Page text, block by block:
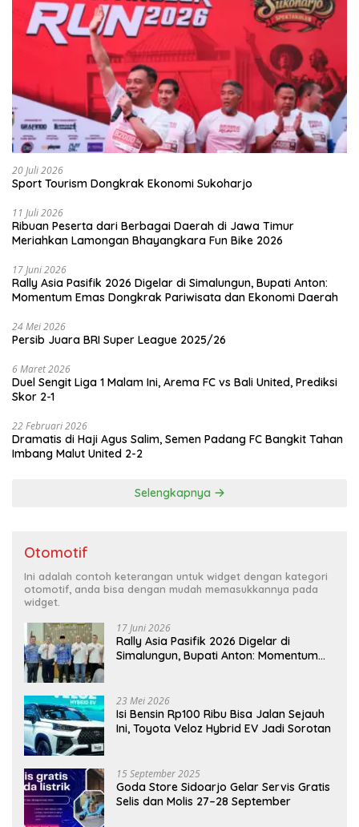
20 Juli 2026
Sport Tourism Dongkrak Ekonomi Sukoharjo
11 Juli 2026
Ribuan Peserta dari Berbagai Daerah di Jawa Timur
Meriahkan Lamongan Bhayangkara Fun Bike 2026
17 Juni 2026
Rally Asia Pasifik 2026 Digelar di Simalungun, Bupati Anton:
Momentum Emas Dongkrak Pariwisata dan Ekonomi Daerah
24 Mei 2026
Persib Juara BRI Super League 2025/26
6 Maret 2026
Duel Sengit Liga 1 Malam Ini, Arema FC vs Bali United, Prediksi
Skor 2-1
22 Februari 2026
Dramatis di Haji Agus Salim, Semen Padang FC Bangkit Tahan
Imbang Malut United 2-2
Selengkapnya
Otomotif
Ini adalah contoh keterangan untuk widget dengan kategori
otomotif, anda bisa dengan mudah memasukkannya pada
widget.
17 Juni 2026
Rally Asia Pasifik 2026 Digelar di
Simalungun, Bupati Anton: Momentum
23 Mei 2026
Isi Bensin Rp100 Ribu Bisa Jalan Sejauh
Ini, Toyota Veloz Hybrid EV Jadi Sorotan
15 September 2025
Goda Store Sidoarjo Gelar Servis Gratis
Selis dan Molis 27–28 September